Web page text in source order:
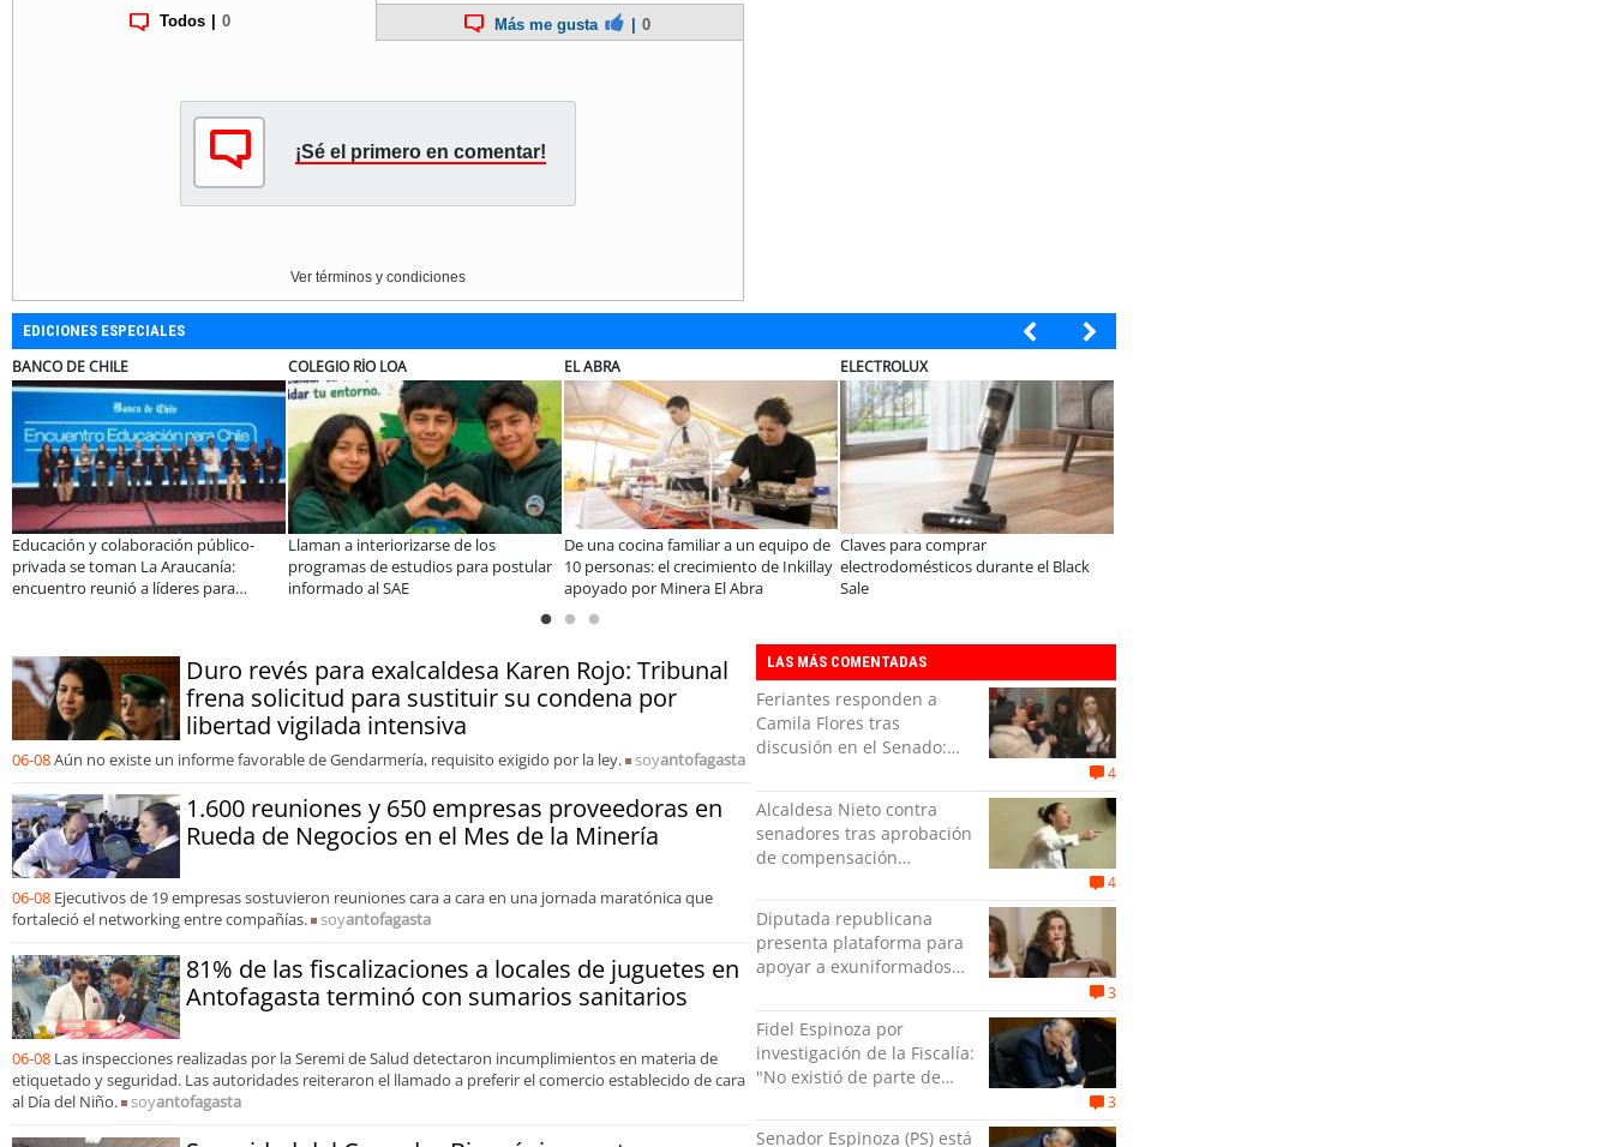
Todos 0 Más me gusta 0
¡Sé el primero en comentar!
Ver términos y condiciones
EDICIONES ESPECIALES
BANCO DE CHILE
Educación y colaboración público-
privada se toman La Araucanía:
encuentro reunió a líderes para
COLEGIO RÍO LOA
Llaman a interiorizarse de los
programas de estudios para postular
informado al SAE
EL ABRA
De una cocina familiar a un equipo de
10 personas: el crecimiento de Inkillay
apoyado por Minera El Abra
ELECTROLUX
Claves para comprar
electrodomésticos durante el Black
Sale
Duro revés para exalcaldesa Karen Rojo: Tribunal
frena solicitud para sustituir su condena por
libertad vigilada intensiva
06-08Aún no existe un informe favorable de Gendarmería, requisito exigido por la ley. soyantofagasta
1.600 reuniones y 650 empresas proveedoras en
Rueda de Negocios en el Mes de la Minería
06-08 Ejecutivos de 19 empresas sostuvieron reuniones cara a cara en una jornada maratónica que
fortaleció el networking entre compañías.
soyantofagasta
81% de las fiscalizaciones a locales de juguetes en
Antofagasta terminó con sumarios sanitarios
06-08 Las inspecciones realizadas por la Seremi de Salud detectaron incumplimientos en materia de
etiquetado y seguridad. Las autoridades reiteraron el llamado a preferir el comercio establecido de cara
al Día del Niño.
soyantofagasta
LAS MÁS COMENTADAS
Feriantes responden a
Camila Flores tras
discusión en el Senado:
orgullo”
4
Alcaldesa Nieto contra
senadores tras aprobación
de compensación
indolente"
4
Diputada republicana
presenta plataforma para
apoyar a exuniformados
social
3
Fidel Espinoza por
investigación de la Fiscalía:
"No existió de parte de
violencia física ni verbal"
3
Senador Espinoza (PS) está